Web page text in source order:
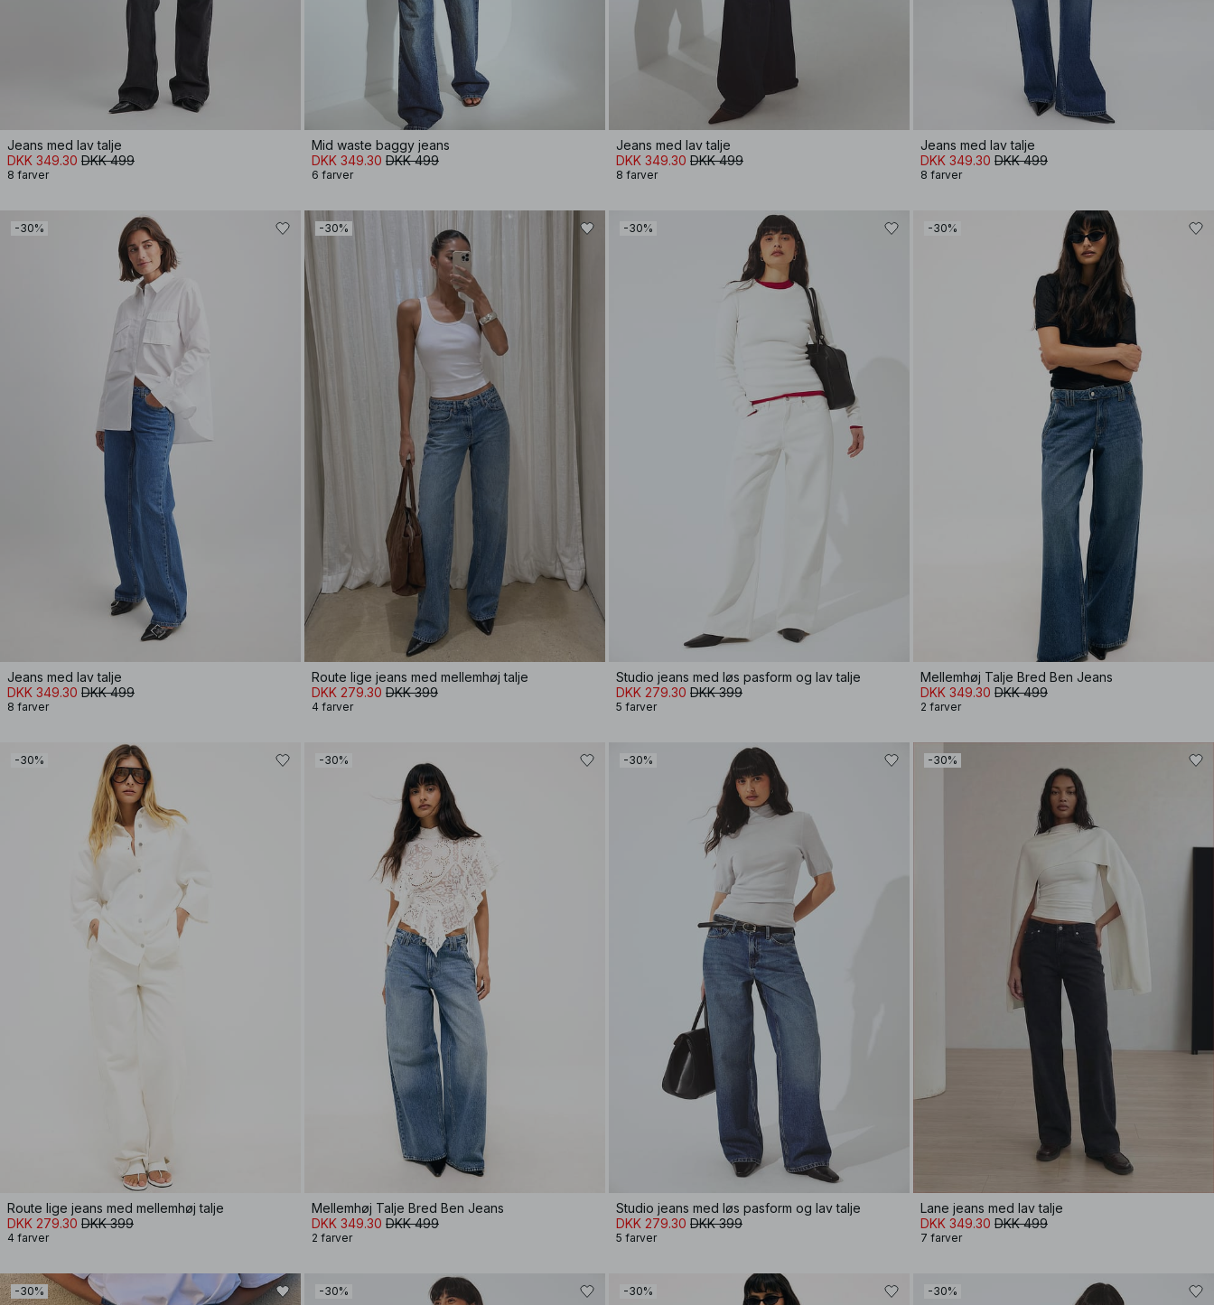
Jeans med lav talje
DKK 349.30 DKK 499
8 farver
Mid waste baggy jeans
DKK 349.30 DKK 499
6 farver
Jeans med lav talje
DKK 349.30 DKK 499
8 farver
Jeans med lav talje
DKK 349.30 DKK 499
8 farver
-30%
Jeans med lav talje
DKK 349.30 DKK 499
8 farver
-30%
Route lige jeans med mellemhøj talje
DKK 279.30 DKK 399
4 farver
-30%
Studio jeans med løs pasform og lav talje
DKK 279.30 DKK 399
5 farver
-30%
Mellemhøj Talje Bred Ben Jeans
DKK 349.30 DKK 499
2 farver
-30%
Route lige jeans med mellemhøj talje
DKK 279.30 DKK 399
4 farver
-30%
Mellemhøj Talje Bred Ben Jeans
DKK 349.30 DKK 499
2 farver
-30%
Studio jeans med løs pasform og lav talje
DKK 279.30 DKK 399
5 farver
-30%
Lane jeans med lav talje
DKK 349.30 DKK 499
7 farver
-30% -30% -30% -30%